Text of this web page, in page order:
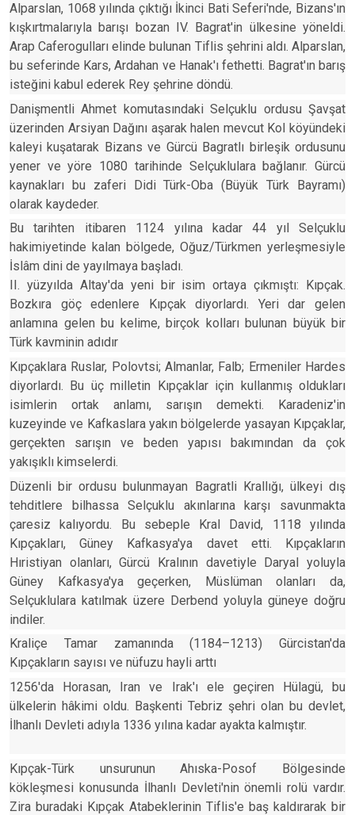
Alparslan, 1068 yılında çıktığı İkinci Bati Seferi'nde, Bizans'ın
kışkırtmalarıyla barışı bozan IV. Bagrat'in ülkesine yöneldi.
Arap Caferogulları elinde bulunan Tiflis şehrini aldı. Alparslan,
bu seferinde Kars, Ardahan ve Hanak'ı fethetti. Bagrat'ın barış
isteğini kabul ederek Rey şehrine döndü.
Danişmentli Ahmet komutasındaki Selçuklu ordusu Şavşat
üzerinden Arsiyan Dağını aşarak halen mevcut Kol köyündeki
kaleyi kuşatarak Bizans ve Gürcü Bagratlı birleşik ordusunu
yener ve yöre 1080 tarihinde Selçuklulara bağlanır. Gürcü
kaynakları bu zaferi Didi Türk-Oba (Büyük Türk Bayramı)
olarak kaydeder.
Bu tarihten itibaren 1124 yılına kadar 44 yıl Selçuklu
hakimiyetinde kalan bölgede, Oğuz/Türkmen yerleşmesiyle
İslâm dini de yayılmaya başladı.
II. yüzyılda Altay'da yeni bir isim ortaya çıkmıştı: Kıpçak.
Bozkıra göç edenlere Kıpçak diyorlardı. Yeri dar gelen
anlamına gelen bu kelime, birçok kolları bulunan büyük bir
Türk kavminin adıdır
Kıpçaklara Ruslar, Polovtsi; Almanlar, Falb; Ermeniler Hardes
diyorlardı. Bu üç milletin Kıpçaklar için kullanmış oldukları
isimlerin ortak anlamı, sarışın demekti. Karadeniz'in
kuzeyinde ve Kafkaslara yakın bölgelerde yasayan Kıpçaklar,
gerçekten sarışın ve beden yapısı bakımından da çok
yakışıklı kimselerdi.
Düzenli bir ordusu bulunmayan Bagratli Krallığı, ülkeyi dış
tehditlere bilhassa Selçuklu akınlarına karşı savunmakta
çaresiz kalıyordu. Bu sebeple Kral David, 1118 yılında
Kıpçakları, Güney Kafkasya'ya davet etti. Kıpçakların
Hıristiyan olanları, Gürcü Kralının davetiyle Daryal yoluyla
Güney Kafkasya'ya geçerken, Müslüman olanları da,
Selçuklulara katılmak üzere Derbend yoluyla güneye doğru
indiler.
Kraliçe Tamar zamanında (1184–1213) Gürcistan'da
Kıpçakların sayısı ve nüfuzu hayli arttı
1256'da Horasan, Iran ve Irak'ı ele geçiren Hülagü, bu
ülkelerin hâkimi oldu. Başkenti Tebriz şehri olan bu devlet,
İlhanlı Devleti adıyla 1336 yılına kadar ayakta kalmıştır.
Kıpçak-Türk unsurunun Ahıska-Posof Bölgesinde
kökleşmesi konusunda İlhanlı Devleti'nin önemli rolü vardır.
Zira buradaki Kıpçak Atabeklerinin Tiflis'e baş kaldırarak bir